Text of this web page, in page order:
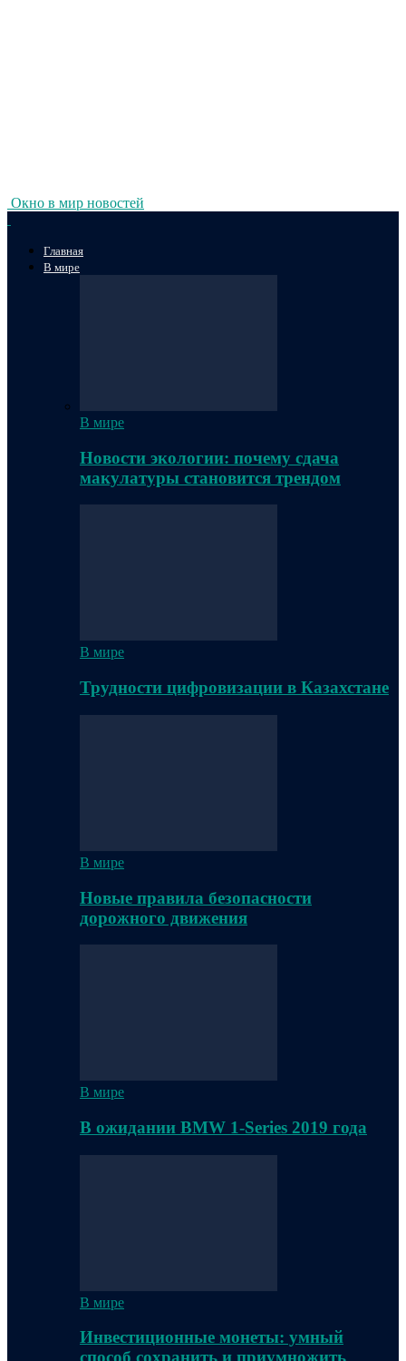
Окно в мир новостей
Главная
В мире
В мире
Новости экологии: почему сдача
макулатуры становится трендом
В мире
Трудности цифровизации в Казахстане
В мире
Новые правила безопасности
дорожного движения
В мире
В ожидании BMW 1-Series 2019 года
В мире
Инвестиционные монеты: умный